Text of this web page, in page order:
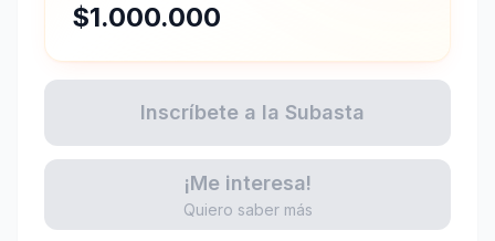
$1.000.000
Inscríbete a la Subasta
¡Me interesa!
Quiero saber más